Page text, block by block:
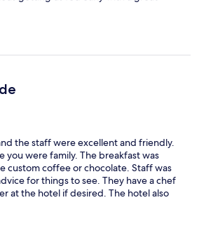
the staff were excellent and friendly.
you were family. The breakfast was
custom coffee or chocolate. Staff was
for things to see. They have a chef
at the hotel if desired. The hotel also